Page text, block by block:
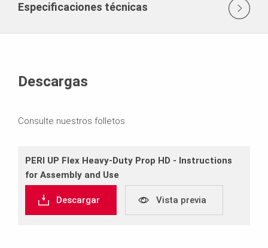
Especificaciones técnicas
Descargas
Consulte nuestros folletos
PERI UP Flex Heavy‐Duty Prop HD ‐ Instructions
for Assembly and Use
Descargar Vista previa